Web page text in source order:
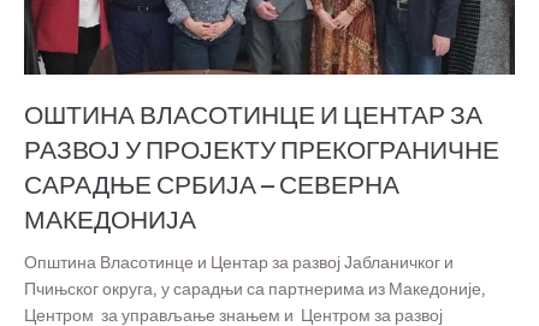
ОШТИНА ВЛАСОТИНЦЕ И ЦЕНТАР ЗА
РАЗВОЈ У ПРОЈЕКТУ ПРЕКОГРАНИЧНЕ
САРАДЊЕ СРБИЈА – СЕВЕРНА
МАКЕДОНИЈА
Општина Власотинце и Центар за развој Јабланичког и
Пчињског округа, у сарадњи са партнерима из Македоније,
Центром за управљање знањем и Центром за развој